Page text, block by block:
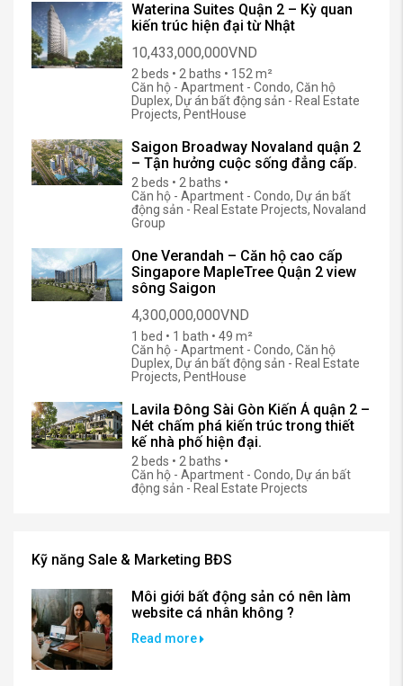
Waterina Suites Quận 2 – Kỳ quan
kiến trúc hiện đại từ Nhật
10,433,000,000VND
2 beds • 2 baths • 152 m²
Căn hộ - Apartment - Condo, Căn hộ
Duplex, Dự án bất động sản - Real Estate
Projects, PentHouse
Saigon Broadway Novaland quận 2
– Tận hưởng cuộc sống đẳng cấp.
2 beds • 2 baths •
Căn hộ - Apartment - Condo, Dự án bất
động sản - Real Estate Projects, Novaland
Group
One Verandah – Căn hộ cao cấp
Singapore MapleTree Quận 2 view
sông Saigon
4,300,000,000VND
1 bed • 1 bath • 49 m²
Căn hộ - Apartment - Condo, Căn hộ
Duplex, Dự án bất động sản - Real Estate
Projects, PentHouse
Lavila Đông Sài Gòn Kiến Á quận 2 –
Nét chấm phá kiến trúc trong thiết
kế nhà phố hiện đại.
2 beds • 2 baths •
Căn hộ - Apartment - Condo, Dự án bất
động sản - Real Estate Projects
Kỹ năng Sale & Marketing BĐS
Môi giới bất động sản có nên làm
website cá nhân không ?
Read more